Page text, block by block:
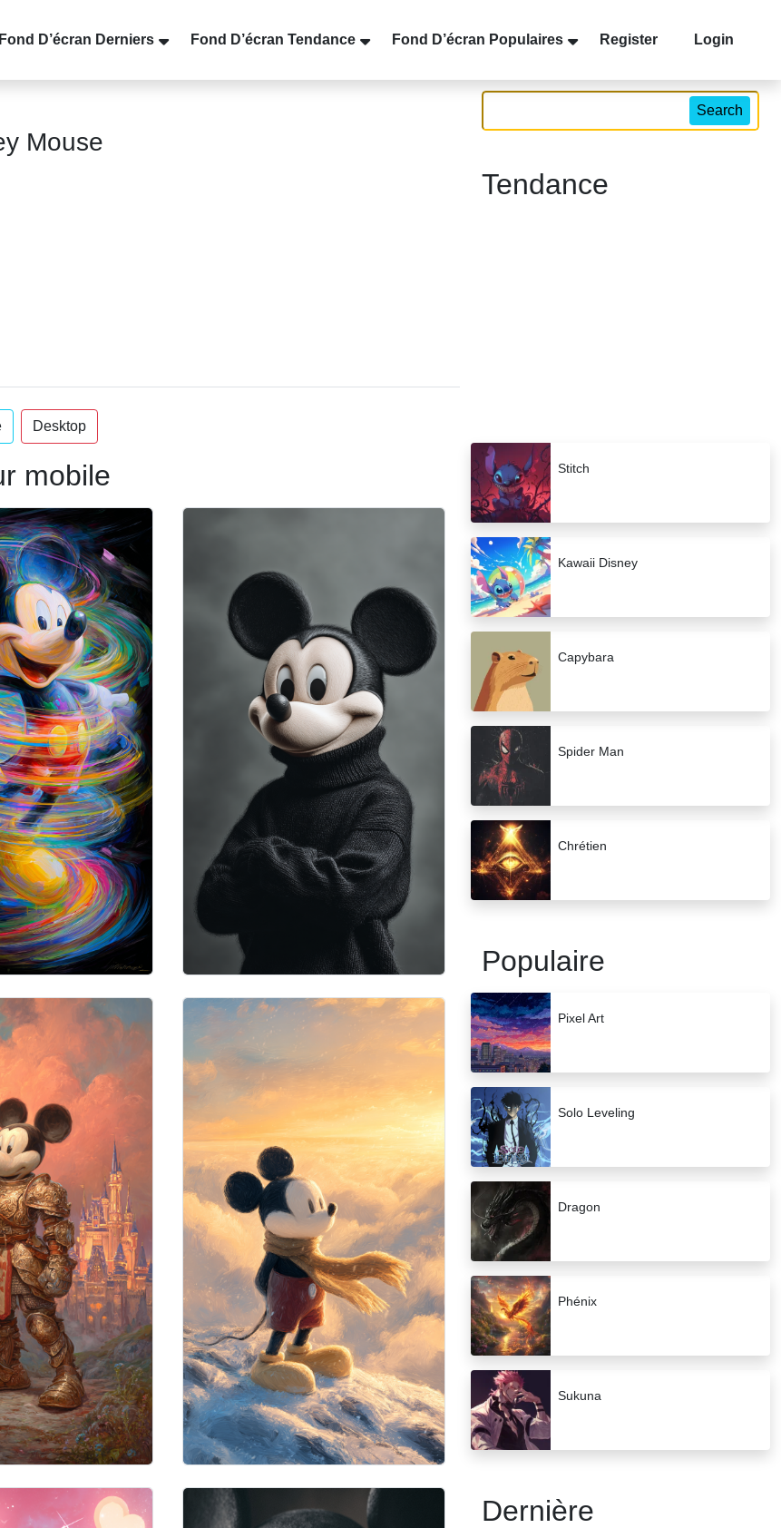
Fond D’écran Derniers Fond D’écran Tendance Fond D’écran Populaires Register Login
Mouse
Desktop
mobile
Search
Tendance
Stitch
Kawaii Disney
Capybara
Spider Man
Chrétien
Populaire
Pixel Art
Solo Leveling
Dragon
Phénix
Sukuna
Dernière